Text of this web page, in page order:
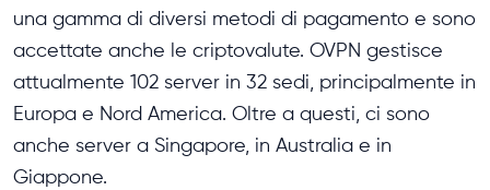
una gamma di diversi metodi di pagamento e sono
accettate anche le criptovalute. OVPN gestisce
attualmente 102 server in 32 sedi, principalmente in
Europa e Nord America. Oltre a questi, ci sono
anche server a Singapore, in Australia e in
Giappone.